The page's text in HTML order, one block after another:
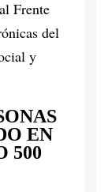
Frente
del
y
EN
500